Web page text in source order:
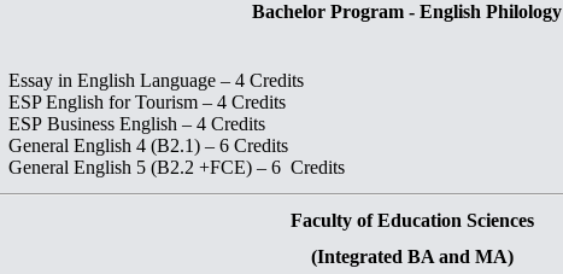
Bachelor Program - English Philology
Essay in English Language – 4 Credits
ESP English for Tourism – 4 Credits
ESP Business English – 4 Credits
General English 4 (B2.1) – 6 Credits
General English 5 (B2.2 +FCE) – 6 Credits
Faculty of Education Sciences
(Integrated BA and MA)